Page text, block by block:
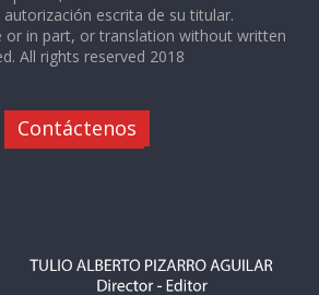
escrita de su titular.
or in part, or translation without written
All rights reserved 2018
Contáctenos